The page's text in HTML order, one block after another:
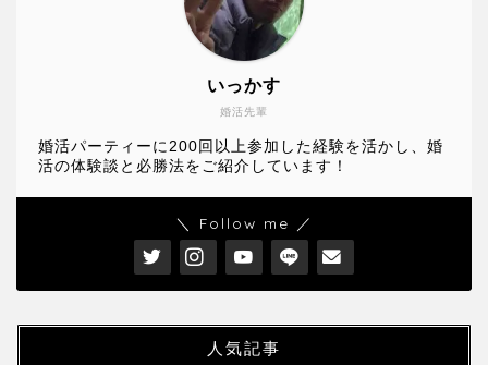
婚活先輩
いっかす
婚活パーティーに200回以上参加した経験を活かし、婚
活の体験談と必勝法をご紹介しています！
＼ Follow me ／
人気記事